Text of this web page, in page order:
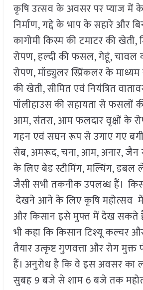
कृषि उत्सव के अवसर पर प्याज में
निर्माण, गद्दे के भाप के सहारे और
कागोमी किस्म की टमाटर की खेती,
रोपण, हल्दी की फसल, गेहूं, चावल
रोपण, मॉड्युलर स्प्रिंकलर के
की खेती, सीमित एवं नियंत्रित
पॉलीहाउस की सहायता से फसलों
आम, संतरा, आम फलदार वृक्षों के
गहन एवं सघन रूप से उगाए गए
सेब, अमरूद, चना, आम, अनार, जैन
के लिए बेड स्टीमिंग, मल्चिंग, डबल
जैसी सभी तकनीक उपलब्ध हैं।
देखने आने के लिए कृषि महोत्सव
और किसान इसे मुफ्त में देख सकते
भी कहा कि किसान टिश्यू कल्चर
तैयार उत्कृष्ट गुणवत्ता और रोग
हैं। अनुरोध है कि वे इस अवसर का
सुबह 9 बजे से शाम 6 बजे तक